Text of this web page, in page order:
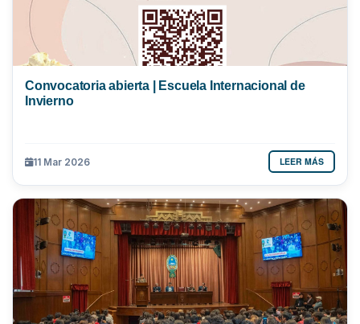
Convocatoria abierta | Escuela Internacional de
Invierno
11 Mar 2026 LEER MÁS